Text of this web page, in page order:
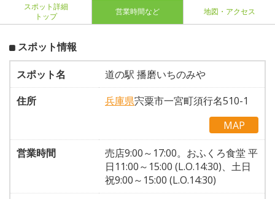
スポット詳細
トップ
営業時間など 地図・アクセス
スポット情報
スポット名
道の駅 播磨いちのみや
住所
兵庫県宍粟市一宮町須行名510-1
MAP
営業時間
売店9:00～17:00。おふくろ食堂 平
日11:00～15:00 (L.O.14:30)、土日
祝9:00～15:00 (L.O.14:30)